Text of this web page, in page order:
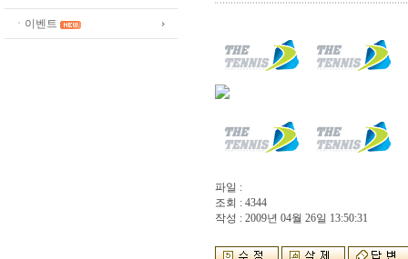
ㆍ이벤트
파일 :
조회 : 4344
작성 : 2009년 04월 26일 13:50:31